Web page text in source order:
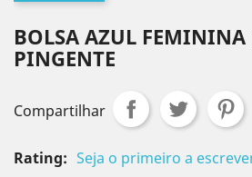
BOLSA AZUL
PINGENTE
Compartilhar
Rating: Seja o primeiro a